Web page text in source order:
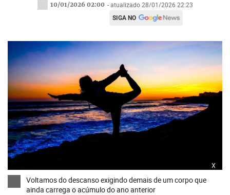
10/01/2026 02:00 - atualizado 28/01/2026 22:23
SIGA NO
x
Voltamos do descanso exigindo demais de um corpo que
ainda carrega o acúmulo do ano anterior